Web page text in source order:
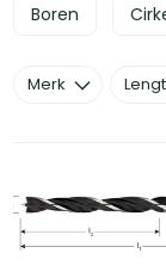
Boren
Merk